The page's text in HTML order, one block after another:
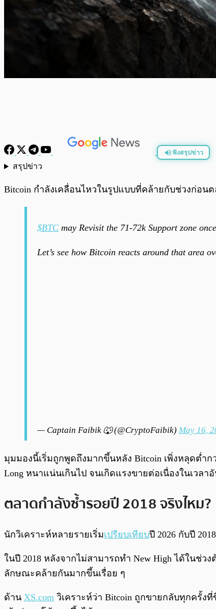
ฟังสรุปข่าว
สรุปข่าว
Bitcoin กำลังเคลื่อนไหวในรูปแบบที่คล้ายกับช่วงก่อน
$BTC may Revisit the 71-72k Support zone
Let’s see how Bitcoin reacts around that area
— Captain Faibik 🐺 (@CryptoFaibik) May 16,
มุมมองนี้เริ่มถูกพูดถึงมากขึ้นหลัง Bitcoin เพิ่งหลุดต่ำก
Long หนาแน่นเกินไป จนเกิดแรงขายต่อเนื่องในเวลาอั
ตลาดกำลังซ้ำรอยปี 2018 จริงไหม?
นักวิเคราะห์หลายรายเริ่มเปรียบเทียบปี 2026 กับปี
ในปี 2018 หลังจากไม่สามารถทำ New High ได้ในช่
ลักษณะคล้ายกันมากขึ้นเรื่อย ๆ
ด้าน XS.com วิเคราะห์ว่า Bitcoin ถูกขายกลับทุกครั้ง